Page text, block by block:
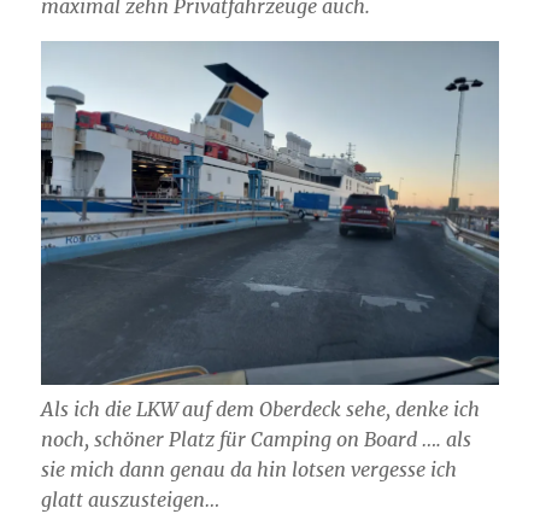
maximal zehn Privatfahrzeuge auch.
Als ich die LKW auf dem Oberdeck sehe, denke ich
noch, schöner Platz für Camping on Board …. als
sie mich dann genau da hin lotsen vergesse ich
glatt auszusteigen…